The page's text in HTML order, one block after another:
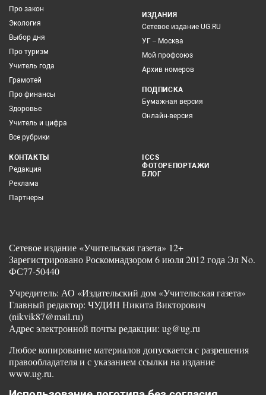
Про закон
Экология
Выбор дня
Про туризм
Учитель года
Грамотей
Про финансы
Здоровье
Учитель и цифра
Все рубрики
ИЗДАНИЯ
Сетевое издание UG.RU
УГ – Москва
Мой профсоюз
Архив номеров
ПОДПИСКА
Бумажная версия
Онлайн-версия
КОНТАКТЫ
Редакция
Реклама
Партнеры
ICCS
ФОТОРЕПОРТАЖИ
БЛОГ
Сетевое издание «Учительская газета» 12+
Зарегистрировано Роскомнадзором 6 июля 2012 года Эл No.
ФС77-50440
Учредитель: АО «Издательский дом «Учительская газета»
Главный редактор: ЧУДИН Никита Викторович
(nikvik87@mail.ru)
Адрес электронной почты редакции: ug@ug.ru
Любое копирование материалов допускается с разрешения
правообладателя и с указанием ссылки на издание
www.ug.ru.